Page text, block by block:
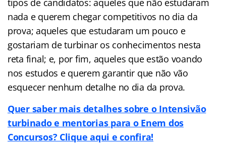
nada e querem chegar competitivos no dia da
prova; aqueles que estudaram um pouco e
gostariam de turbinar os conhecimentos nesta
reta final; e, por fim, aqueles que estão voando
nos estudos e querem garantir que não vão
esquecer nenhum detalhe no dia da prova.
Quer saber mais detalhes sobre o Intensivão
turbinado e mentorias para o Enem dos
Concursos? Clique aqui e confira!